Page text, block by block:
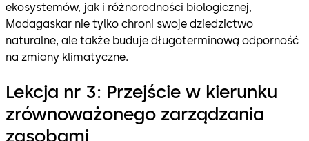
ekosystemów, jak i różnorodności biologicznej,
Madagaskar nie tylko chroni swoje dziedzictwo
naturalne, ale także buduje długoterminową odporność
na zmiany klimatyczne.
Lekcja nr 3: Przejście w kierunku
zrównoważonego zarządzania
zasobami